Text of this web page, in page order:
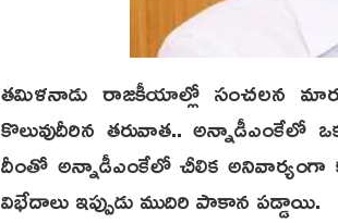
తమిళనాడు రాజకీయాల్లో సంచలన
కొలువుదీరిన తరువాత.. అన్నాడీఎంకేలో
దీంతో అన్నాడీఎంకేలో చీలిక
విభేదాలు ఇప్పుడు ముదిరి పాకాన పడ్డాయి.